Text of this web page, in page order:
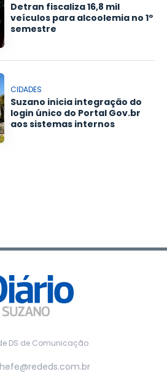
Detran fiscaliza 16,8 mil
veículos para alcoolemia no 1º
semestre
CIDADES
Suzano inicia integração do
login único do Portal Gov.br
aos sistemas internos
DS de Comunicação